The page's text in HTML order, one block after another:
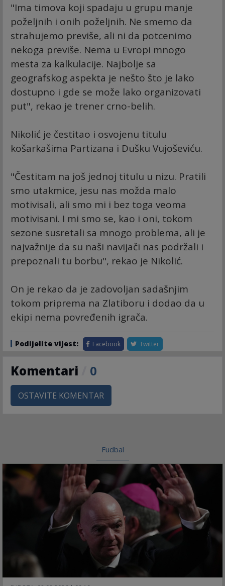
"Ima timova koji spadaju u grupu manje
poželjnih i onih poželjnih. Ne smemo da
strahujemo previše, ali ni da potcenimo
nekoga previše. Nema u Evropi mnogo
mesta za kalkulacije. Najbolje sa
geografskog aspekta je nešto što je lako
dostupno i gde se može lako organizovati
put", rekao je trener crno-belih.
Nikolić je čestitao i osvojenu titulu
košarkašima Partizana i Dušku Vujoševiću.
"Čestitam na još jednoj titulu u nizu. Pratili
smo utakmice, jesu nas možda malo
motivisali, ali smo mi i bez toga veoma
motivisani. I mi smo se, kao i oni, tokom
sezone susretali sa mnogo problema, ali je
najvažnije da su naši navijači nas podržali i
prepoznali tu borbu", rekao je Nikolić.
On je rekao da je zadovoljan sadašnjim
tokom priprema na Zlatiboru i dodao da u
ekipi nema povređenih igrača.
Podijelite vijest: Facebook Twitter
Komentari 0
OSTAVITE KOMENTAR
Fudbal